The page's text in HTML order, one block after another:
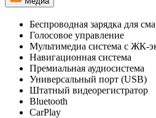
Беспроводная зарядка для
Голосовое управление
Мультимедиа система с ЖК-
Навигационная система
Премиальная аудиосистема
Универсальный порт (USB)
Штатный видеорегистратор
Bluetooth
CarPlay